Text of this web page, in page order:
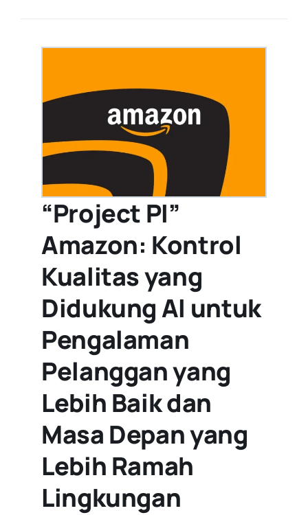
“Project PI”
Amazon: Kontrol
Kualitas yang
Didukung AI untuk
Pengalaman
Pelanggan yang
Lebih Baik dan
Masa Depan yang
Lebih Ramah
Lingkungan